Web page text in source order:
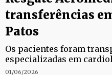
transferências
Patos
Os pacientes foram
especializadas em
01/06/2026